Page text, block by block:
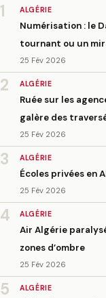
1 ALGÉRIE
Numérisation : le
tournant ou un
25 Fév 2026
2 ALGÉRIE
Ruée sur les
galère des
25 Fév 2026
3 ALGÉRIE
Écoles privées en
25 Fév 2026
4 ALGÉRIE
Air Algérie
zones d’ombre
25 Fév 2026
5 ALGÉRIE